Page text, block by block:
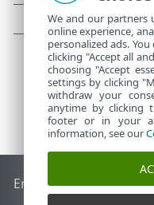
End of LifeBase de
We and our partners
online experience,
personalized ads.
clicking "Accept all
choosing "Accept
settings by clicking
withdraw your
anytime by clicking
footer or in your
information, see our